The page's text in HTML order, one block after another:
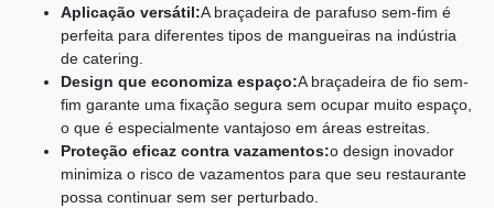
Aplicação versátil:A braçadeira de parafuso sem-fim é
perfeita para diferentes tipos de mangueiras na indústria
de catering.
Design que economiza espaço:A braçadeira de fio sem-
fim garante uma fixação segura sem ocupar muito espaço,
o que é especialmente vantajoso em áreas estreitas.
Proteção eficaz contra vazamentos:o design inovador
minimiza o risco de vazamentos para que seu restaurante
possa continuar sem ser perturbado.